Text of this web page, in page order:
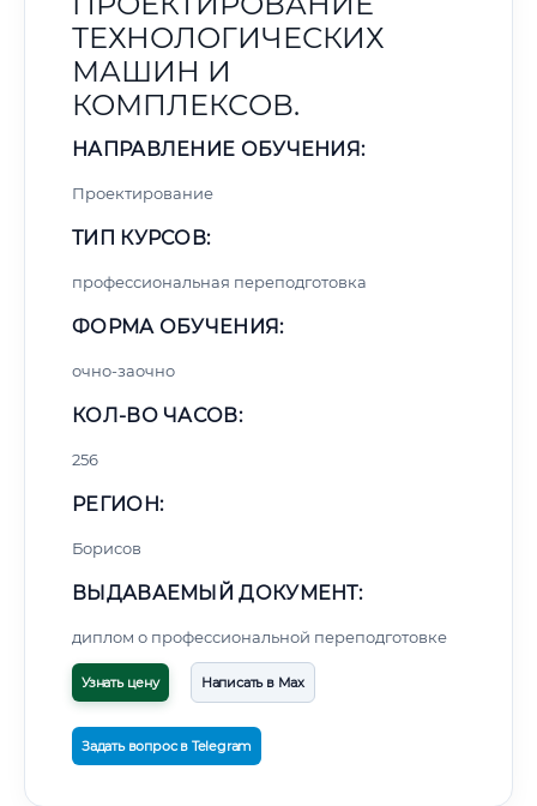
ТЕХНОЛОГИЧЕСКИХ
МАШИН И
КОМПЛЕКСОВ.
НАПРАВЛЕНИЕ ОБУЧЕНИЯ:
Проектирование
ТИП КУРСОВ:
профессиональная переподготовка
ФОРМА ОБУЧЕНИЯ:
очно-заочно
КОЛ-ВО ЧАСОВ:
256
РЕГИОН:
Борисов
ВЫДАВАЕМЫЙ ДОКУМЕНТ:
диплом о профессиональной переподготовке
Узнать цену Написать в Max
Задать вопрос в Telegram